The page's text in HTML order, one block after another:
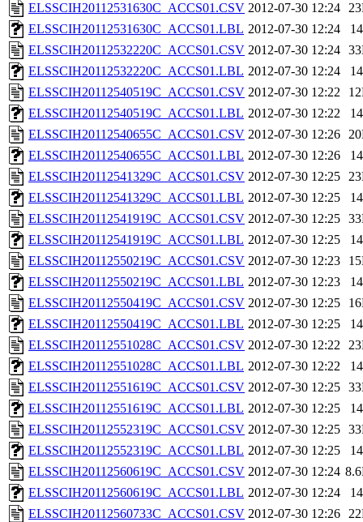
ELSSCIH20112531630C_ACCS01.CSV 2012-07-30 12:24
ELSSCIH20112531630C_ACCS01.LBL 2012-07-30 12:24
ELSSCIH20112532220C_ACCS01.CSV 2012-07-30 12:24
ELSSCIH20112532220C_ACCS01.LBL 2012-07-30 12:24
ELSSCIH20112540519C_ACCS01.CSV 2012-07-30 12:22
ELSSCIH20112540519C_ACCS01.LBL 2012-07-30 12:22
ELSSCIH20112540655C_ACCS01.CSV 2012-07-30 12:26
ELSSCIH20112540655C_ACCS01.LBL 2012-07-30 12:26
ELSSCIH20112541329C_ACCS01.CSV 2012-07-30 12:25
ELSSCIH20112541329C_ACCS01.LBL 2012-07-30 12:25
ELSSCIH20112541919C_ACCS01.CSV 2012-07-30 12:25
ELSSCIH20112541919C_ACCS01.LBL 2012-07-30 12:25
ELSSCIH20112550219C_ACCS01.CSV 2012-07-30 12:23
ELSSCIH20112550219C_ACCS01.LBL 2012-07-30 12:23
ELSSCIH20112550419C_ACCS01.CSV 2012-07-30 12:25
ELSSCIH20112550419C_ACCS01.LBL 2012-07-30 12:25
ELSSCIH20112551028C_ACCS01.CSV 2012-07-30 12:22
ELSSCIH20112551028C_ACCS01.LBL 2012-07-30 12:22
ELSSCIH20112551619C_ACCS01.CSV 2012-07-30 12:25
ELSSCIH20112551619C_ACCS01.LBL 2012-07-30 12:25
ELSSCIH20112552319C_ACCS01.CSV 2012-07-30 12:25
ELSSCIH20112552319C_ACCS01.LBL 2012-07-30 12:25
ELSSCIH20112560619C_ACCS01.CSV 2012-07-30 12:24
ELSSCIH20112560619C_ACCS01.LBL 2012-07-30 12:24
ELSSCIH20112560733C_ACCS01.CSV 2012-07-30 12:26